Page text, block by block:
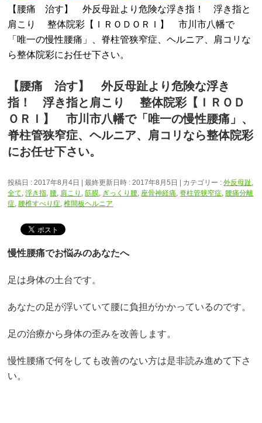
【腰痛 治す】 外反母趾より危険な浮き指！ 浮き指と
肩こり 整体院彩【ＩＲＯＤＯＲＩ】 市川市八幡で
「唯一の慢性腰痛」、脊柱管狭窄症、ヘルニア、肩コリな
ら整体院彩にお任せ下さい。
【腰痛 治す】 外反母趾より危険な浮き
指！ 浮き指と肩こり 整体院彩【ＩＲＯＤ
ＯＲＩ】 市川市八幡で「唯一の慢性腰痛」、
脊柱管狭窄症、ヘルニア、肩コリなら整体院彩
にお任せ下さい。
投稿日 : 2017年8月4日 最終更新日時 : 2017年8月5日 カテゴリー :外反母趾,
全て,浮き指, 腰, 肩こり ,筋膜, ぎっくり腰, 座骨神経痛, 脊柱管狭窄症, 腰痛分離
症, 腰椎すべり症,椎間板ヘルニア
慢性腰痛でお悩みのあなたへ
足は身体の土台です。
あなたの足が浮いていて腰に負担がかかっているのです。
足の治療から身体の歪みを改善します。
慢性腰痛で何をしても改善のない方は是非読み進めて下さ
い。